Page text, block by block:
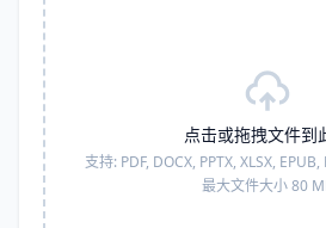
点击或拖拽文件到
支持: PDF, DOCX, PPTX, XLSX, EPUB,
最大文件大小 80